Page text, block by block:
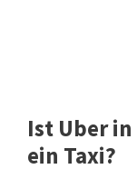
Ist Uber
ein Taxi?